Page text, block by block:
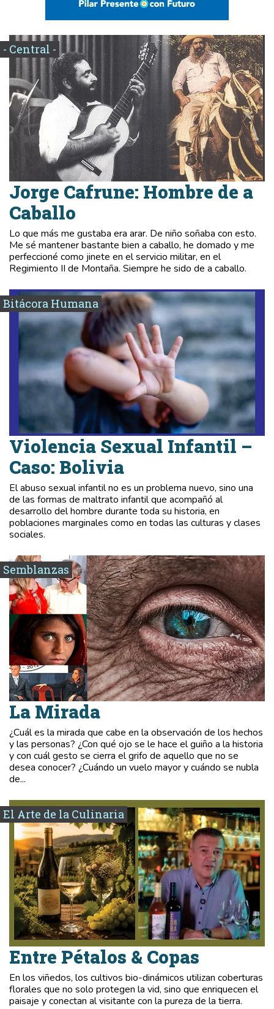
- Central -
Jorge Cafrune: Hombre de a
Caballo
Lo que más me gustaba era arar. De niño soñaba con esto.
Me sé mantener bastante bien a caballo, he domado y me
perfeccioné como jinete en el servicio militar, en el
Regimiento II de Montaña. Siempre he sido de a caballo.
Bitácora Humana
Violencia Sexual Infantil –
Caso: Bolivia
El abuso sexual infantil no es un problema nuevo, sino una
de las formas de maltrato infantil que acompañó al
desarrollo del hombre durante toda su historia, en
poblaciones marginales como en todas las culturas y clases
sociales.
Semblanzas
La Mirada
¿Cuál es la mirada que cabe en la observación de los hechos
y las personas? ¿Con qué ojo se le hace el guiño a la historia
y con cuál gesto se cierra el grifo de aquello que no se
desea conocer? ¿Cuándo un vuelo mayor y cuándo se nubla
de...
El Arte de la Culinaria
Entre Pétalos & Copas
En los viñedos, los cultivos bio-dinámicos utilizan coberturas
florales que no solo protegen la vid, sino que enriquecen el
paisaje y conectan al visitante con la pureza de la tierra.